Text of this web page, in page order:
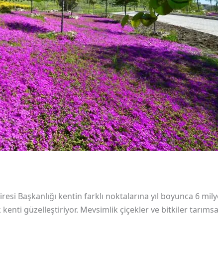
Başkanlığı kentin farklı noktalarına yıl boyunca 6
güzelleştiriyor. Mevsimlik çiçekler ve bitkiler